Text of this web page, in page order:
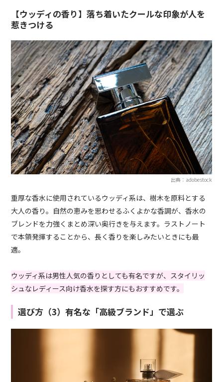
【ウッディの香り】落ち着いたクールな印象が人を
惹きつける
出典：adobestock
重厚な香水に使用されているウッディ系は、樹木を原料とする
大人の香り。自然の恵みを思わせるふくよかな香調が、香水の
ブレンドを力強くまとめ深い奥行きを与えます。ラストノート
で本領発揮することから、長く香りを楽しみたいときにも最
適。
ウッディ系は男性人気の香りとしても有名ですが、スタイリッ
シュなレディース向け香水を探す方にもおすすめです。
選び方（3）有名な「高級ブランド」で選ぶ